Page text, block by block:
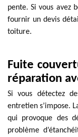
pente. Si vous avez
fournir un devis
toiture.
Fuite
réparation
Si vous détectez
entretien s’impose.
qui provoque des
problème